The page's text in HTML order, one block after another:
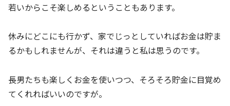
若いからこそ楽しめるということもあります。
休みにどこにも行かず、家でじっとしていればお金は貯ま
るかもしれませんが、それは違うと私は思うのです。
長男たちも楽しくお金を使いつつ、そろそろ貯金に目覚め
てくれればいいのですが。